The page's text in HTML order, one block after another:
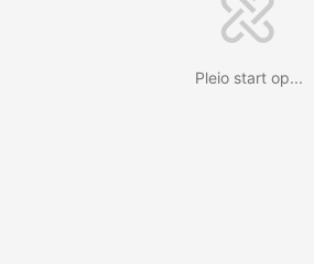
Pleio start op...